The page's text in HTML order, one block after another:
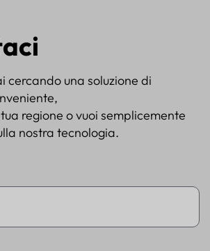
cercando una soluzione di
regione o vuoi semplicemente
nostra tecnologia.